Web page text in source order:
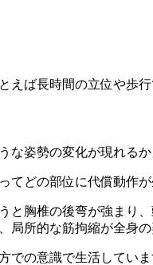
ば長時間の立位や歩
姿勢の変化が現れる
どの部位に代償動作
胸椎の後弯が強まり
所的な筋拘縮が全身
での意識で生活していま